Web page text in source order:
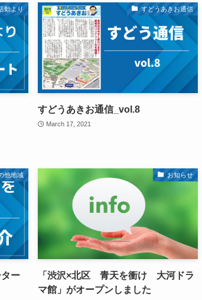
動より すどうあきお通信
すどうあきお通信_vol.8
March 17, 2021
他地域
ー
お知らせ
「渋沢×北区 青天を衝け 大河ドラ
マ館」がオープンしました